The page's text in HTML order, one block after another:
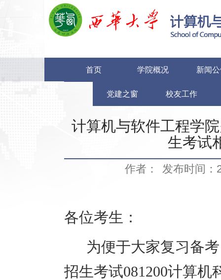
首页 学院概况 新闻
党建之窗 校友工作
计算机与软件工程学
生考试
作者： 发布时间：
各位考生：
为便于大家复习备
招生考试081200计算机